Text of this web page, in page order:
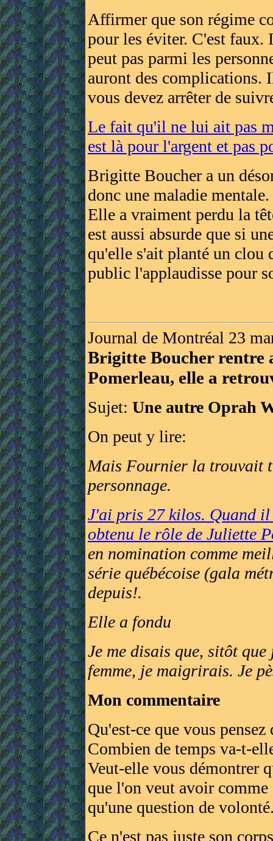
Affirmer que son régime
pour les éviter. C'est faux.
peut pas parmi les
auront des complications.
vous devez arrêter de
Le fait qu'il ne lui ait pas
est là pour l'argent et pas
Brigitte Boucher a un
donc une maladie
Elle a vraiment perdu la
est aussi absurde que si
qu'elle s'ait planté un clou
public l'applaudisse pour
Journal de Montréal 23
Brigitte Boucher rentre
Pomerleau, elle a
Sujet: Une autre Oprah
On peut y lire:
Mais Fournier la trouvait
personnage.
J'ai pris 27 kilos. Quand
obtenu le rôle de Juliette
en nomination comme
série québécoise (gala
depuis!.
Elle a fondu
Je me disais que, sitôt
femme, je maigrirais. Je
Mon commentaire
Qu'est-ce que vous
Combien de temps va-t-
Veut-elle vous démontrer
que l'on veut avoir
qu'une question de
Ce n'est pas juste son